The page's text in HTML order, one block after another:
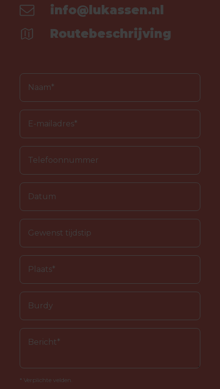
info@lukassen.nl
Routebeschrijving
* Verplichte velden.